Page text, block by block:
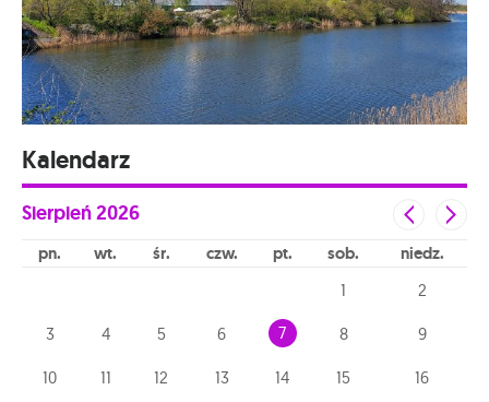
Kalendarz
Sierpień2026
pn wt śr czw pt sob niedz
1 2
3 4 5 6 7 8 9
10 11 12 13 14 15 16